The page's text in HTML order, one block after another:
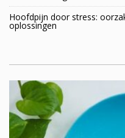
Hoofdpijn door stress:
oplossingen